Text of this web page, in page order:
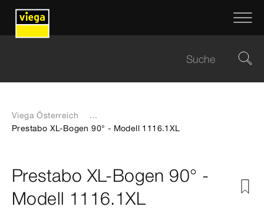
Viega Österreich
...
Prestabo XL-Bogen 90° - Modell 1116.1XL
Prestabo XL-Bogen 90° -
Modell 1116.1XL